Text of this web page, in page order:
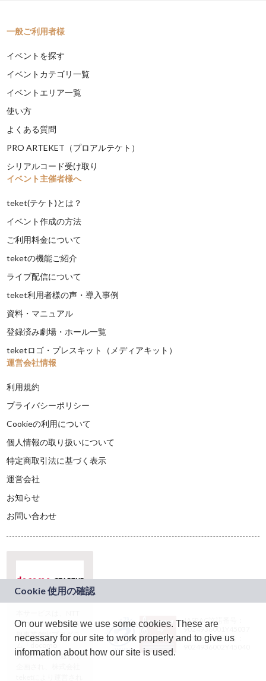
一般ご利用者様
イベントを探す
イベントカテゴリ一覧
イベントエリア一覧
使い方
よくある質問
PRO ARTEKET（プロアルテケト）
シリアルコード受け取り
イベント主催者様へ
teket(テケト)とは？
イベント作成の方法
ご利用料金について
teketの機能ご紹介
ライブ配信について
teket利用者様の声・導入事例
資料・マニュアル
登録済み劇場・ホール一覧
teketロゴ・プレスキット（メディアキット）
運営会社情報
利用規約
プライバシーポリシー
Cookieの利用について
個人情報の取り扱いについて
特定商取引法に基づく表示
運営会社
お知らせ
お問い合わせ
ドコモグループの新
規事業創出プログラ
ム「docomo
STARTUP」を通じて
JASRAC許諾番号：
9024936001Y45037
JASRAC許諾番号：
On our website we use some cookies. These are
necessary for our site to work properly and to give us
information about how our site is used.